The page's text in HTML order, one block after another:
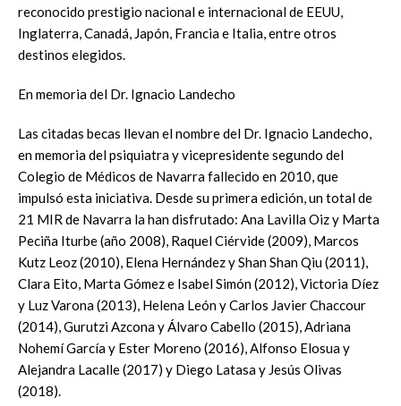
reconocido prestigio nacional e internacional de EEUU,
Inglaterra, Canadá, Japón, Francia e Italia, entre otros
destinos elegidos.
En memoria del Dr. Ignacio Landecho
Las citadas becas llevan el nombre del Dr. Ignacio Landecho,
en memoria del psiquiatra y vicepresidente segundo del
Colegio de Médicos de Navarra fallecido en 2010, que
impulsó esta iniciativa. Desde su primera edición, un total de
21 MIR de Navarra la han disfrutado: Ana Lavilla Oiz y Marta
Peciña Iturbe (año 2008), Raquel Ciérvide (2009), Marcos
Kutz Leoz (2010), Elena Hernández y Shan Shan Qiu (2011),
Clara Eito, Marta Gómez e Isabel Simón (2012), Victoria Díez
y Luz Varona (2013), Helena León y Carlos Javier Chaccour
(2014), Gurutzi Azcona y Álvaro Cabello (2015), Adriana
Nohemí García y Ester Moreno (2016), Alfonso Elosua y
Alejandra Lacalle (2017) y Diego Latasa y Jesús Olivas
(2018).